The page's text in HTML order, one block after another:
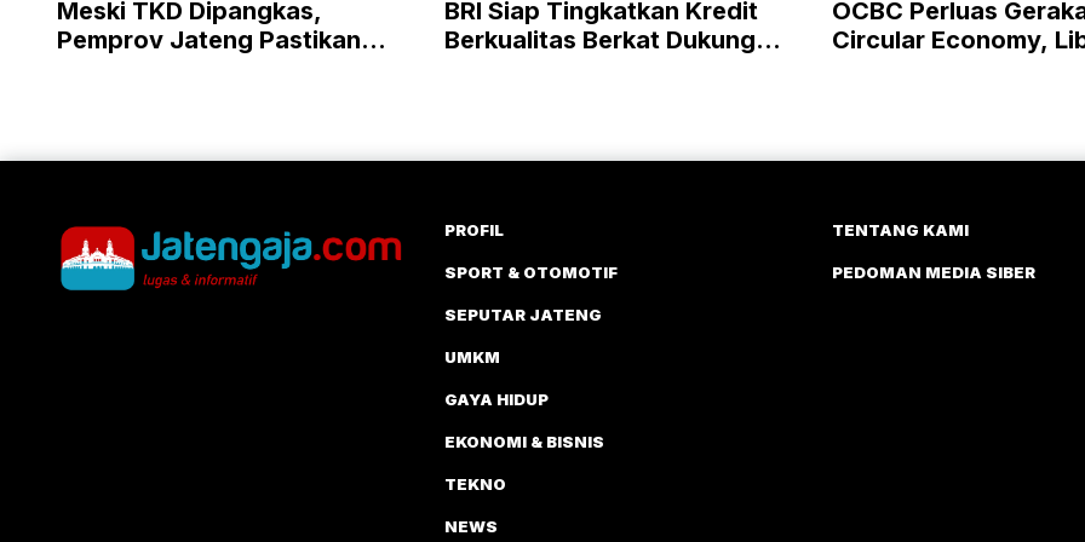
Meski TKD Dipangkas,
Pemprov Jateng Pastikan
BRI Siap Tingkatkan Kredit
Berkualitas Berkat Dukungan
OCBC Perluas
Circular Economy,
PROFIL
SPORT & OTOMOTIF
SEPUTAR JATENG
UMKM
GAYA HIDUP
EKONOMI & BISNIS
TEKNO
NEWS
TENTANG KAMI
PEDOMAN MEDIA SIBER